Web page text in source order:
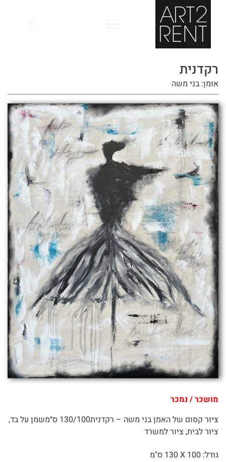
רקדנית
אומן: בני משה
מושכר / נמכר
ציור קסום של האמן בני משה – רקדנית130/100 ס״משמן על בד,
ציור לבית, ציור למשרד
גודל: 100 X
130 ס"מ